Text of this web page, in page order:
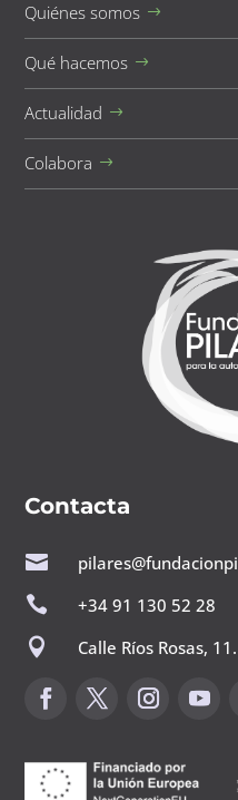
Quiénes somos
Qué hacemos
Actualidad
Colabora
Contacta


+34 91 130 52 28

Calle Ríos Rosas,